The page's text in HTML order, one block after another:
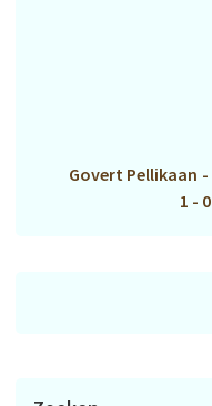
Govert Pellikaan -
1 - 0